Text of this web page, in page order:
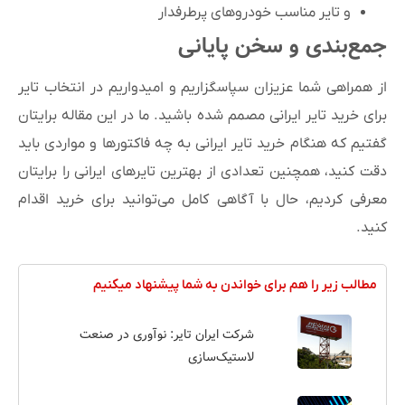
و تایر مناسب خودروهای پرطرفدار
جمع‌بندی و سخن پایانی
از همراهی شما عزیزان سپاسگزاریم و امیدواریم در انتخاب تایر
برای خرید تایر ایرانی مصمم شده باشید. ما در این مقاله برایتان
گفتیم که هنگام خرید تایر ایرانی به چه فاکتورها و مواردی باید
دقت کنید، همچنین تعدادی از بهترین تایرهای ایرانی را برایتان
معرفی کردیم، حال با آگاهی کامل می‌توانید برای خرید اقدام
کنید.
مطالب زیر را هم برای خواندن به شما پیشنهاد میکنیم
شرکت ایران تایر: نوآوری در صنعت
لاستیک‌سازی